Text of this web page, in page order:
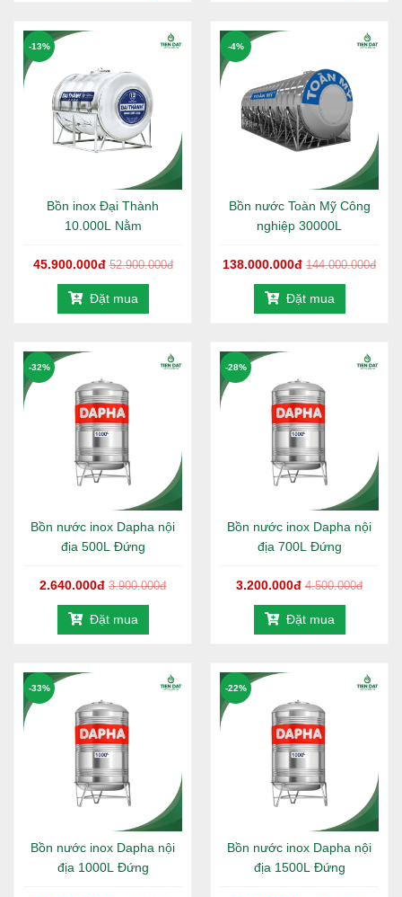
Bồn inox Đại Thành
10.000L Nằm
45.900.000đ 52.900.000đ
-13%
Đặt mua
Bồn nước Toàn Mỹ Công
nghiệp 30000L
138.000.000đ 144.000.000đ
-4%
Đặt mua
Bồn nước inox Dapha nội
địa 500L Đứng
2.640.000đ 3.900.000đ
-32%
Đặt mua
Bồn nước inox Dapha nội
địa 700L Đứng
3.200.000đ 4.500.000đ
-28%
Đặt mua
Bồn nước inox Dapha nội
địa 1000L Đứng
-33%
Bồn nước inox Dapha nội
địa 1500L Đứng
-22%